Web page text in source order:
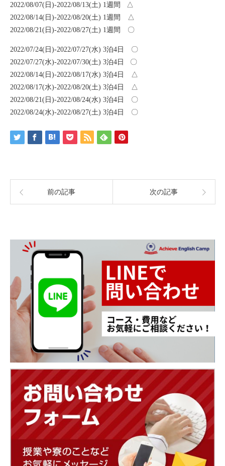
2022/08/07(日)-2022/08/13(土) 1週間 △
2022/08/14(日)-2022/08/20(土) 1週間 △
2022/08/21(日)-2022/08/27(土) 1週間 〇
2022/07/24(日)-2022/07/27(水) 3泊4日 〇
2022/07/27(水)-2022/07/30(土) 3泊4日 〇
2022/08/14(日)-2022/08/17(水) 3泊4日 △
2022/08/17(水)-2022/08/20(土) 3泊4日 △
2022/08/21(日)-2022/08/24(水) 3泊4日 〇
2022/08/24(水)-2022/08/27(土) 3泊4日 〇
前の記事 次の記事